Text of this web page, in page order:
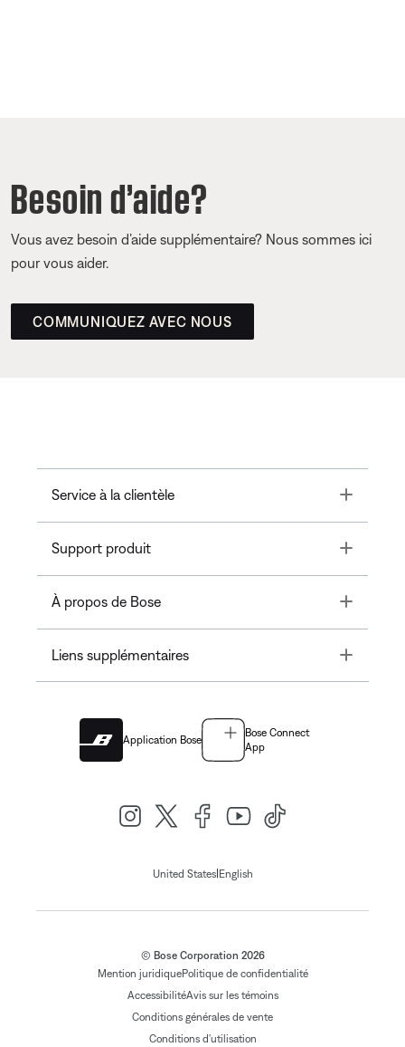
Besoin d’aide?
Vous avez besoin d’aide supplémentaire? Nous sommes ici
pour vous aider.
COMMUNIQUEZ AVEC NOUS
Service à la clientèle Toggle
Support produit Toggle
À propos de Bose Toggle
Liens supplémentaires Toggle
Application Bose
Bose Connect
App
United States|English
© Bose Corporation 2026
Mention juridiquePolitique de confidentialité
AccessibilitéAvis sur les témoins
Conditions générales de vente
Conditions d'utilisation